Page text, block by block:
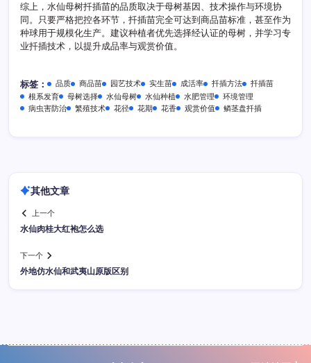
综上，水仙母树扦插苗的品质取决于母树基因、技术操作与环境协
同。只要严格把控各环节，扦插苗完全可达到商品苗标准，甚至作为
种球用于规模化生产。建议种植者优先选择经认证的母树，并学习专
业扦插技术，以提升成品率与观赏价值。
标签： 品质 商品苗 园艺技术 实生苗 成活率 扦插方法
扦插苗
根系发育
母树选择 水仙母树 水仙种植 水肥管理
环境管理
病虫害防治
繁殖技术 花径 花期 花香 观赏价值 鳞茎盘扦插
其他文章
上一个
水仙肉桂大红袍怎么选
下一个
外地仿水仙和武夷山原版区别